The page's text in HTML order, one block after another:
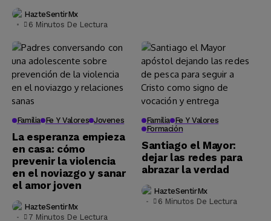
HazteSentirMx
6 Minutos De Lectura
Familia Fe Y Valores Jovenes
La esperanza empieza
en casa: cómo
prevenir la violencia
en el noviazgo y sanar
el amor joven
HazteSentirMx
7 Minutos De Lectura
Familia Fe Y Valores
Formación
Santiago el Mayor:
dejar las redes para
abrazar la verdad
HazteSentirMx
6 Minutos De Lectura